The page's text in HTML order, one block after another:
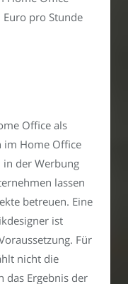
pro Stunde
Office als
im Home Office
der Werbung
lassen
betreuen. Eine
ist
Für
nicht die
das Ergebnis der